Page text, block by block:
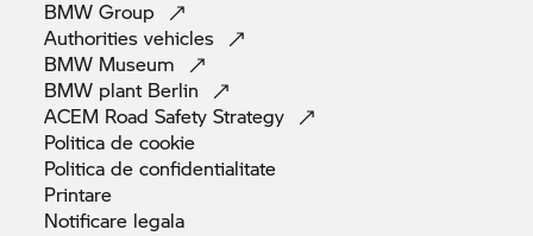
BMWGroup
Authoritiesvehicles
BMW Museum
BMW plant Berlin
ACEM Road SafetyStrategy
Politica decookie
Politica deconfidentialitate
Printare
Notificare legala